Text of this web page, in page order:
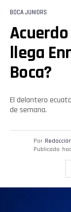
BOCA JUNIORS
llega
Boca?
El delantero
de semana.
Por
Publicado